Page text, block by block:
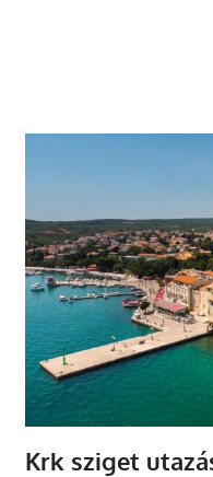
Krk sziget